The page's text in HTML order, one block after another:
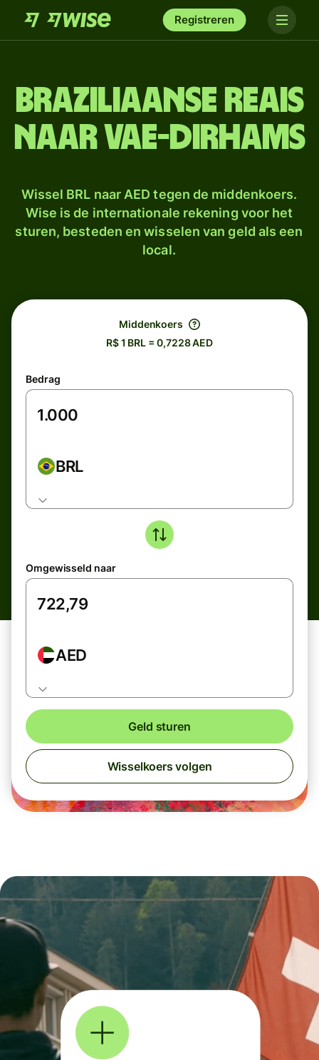
Registreren
Braziliaanse reais
naar VAE-dirhams
Wissel BRL naar AED tegen de middenkoers.
Wise is de internationale rekening voor het
sturen, besteden en wisselen van geld als een
local.
Middenkoers
R$ 1 BRL = 0,7228 AED
Bedrag
BRL
Omgewisseld naar
AED
Geld sturen
Wisselkoers volgen